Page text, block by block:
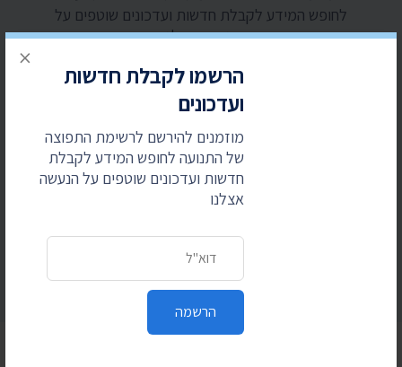
הרשמו לקבלת חדשות
ועדכונים
מוזמנים להירשם לרשימת התפוצה
של התנועה לחופש המידע לקבלת
חדשות ועדכונים שוטפים על הנעשה
אצלנו
הרשמה
×
לחופש המידע לקבלת חדשות ועדכונים שוטפים על
הנעשה אצלנו
כתובת דואר אלקטרוני
הרשמה